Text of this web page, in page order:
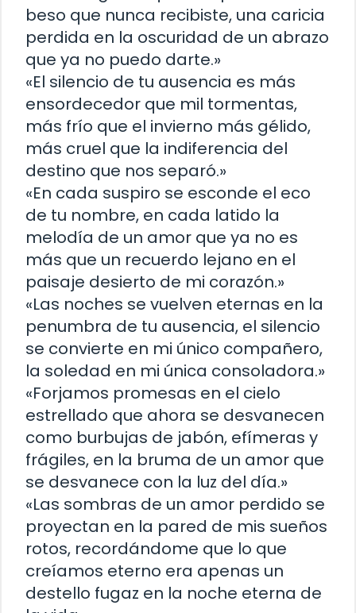
beso que nunca recibiste, una caricia
perdida en la oscuridad de un abrazo
que ya no puedo darte.»
«El silencio de tu ausencia es más
ensordecedor que mil tormentas,
más frío que el invierno más gélido,
más cruel que la indiferencia del
destino que nos separó.»
«En cada suspiro se esconde el eco
de tu nombre, en cada latido la
melodía de un amor que ya no es
más que un recuerdo lejano en el
paisaje desierto de mi corazón.»
«Las noches se vuelven eternas en la
penumbra de tu ausencia, el silencio
se convierte en mi único compañero,
la soledad en mi única consoladora.»
«Forjamos promesas en el cielo
estrellado que ahora se desvanecen
como burbujas de jabón, efímeras y
frágiles, en la bruma de un amor que
se desvanece con la luz del día.»
«Las sombras de un amor perdido se
proyectan en la pared de mis sueños
rotos, recordándome que lo que
creíamos eterno era apenas un
destello fugaz en la noche eterna de